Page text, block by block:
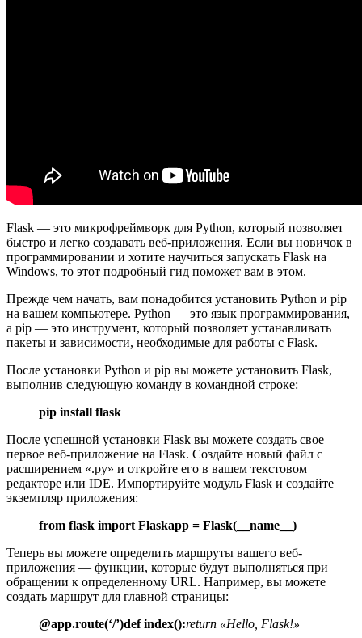
Flask — это микрофреймворк для Python, который позволяет
быстро и легко создавать веб-приложения. Если вы новичок в
программировании и хотите научиться запускать Flask на
Windows, то этот подробный гид поможет вам в этом.
Прежде чем начать, вам понадобится установить Python и pip
на вашем компьютере. Python — это язык программирования,
а pip — это инструмент, который позволяет устанавливать
пакеты и зависимости, необходимые для работы с Flask.
После установки Python и pip вы можете установить Flask,
выполнив следующую команду в командной строке:
pip install flask
После успешной установки Flask вы можете создать свое
первое веб-приложение на Flask. Создайте новый файл с
расширением «.py» и откройте его в вашем текстовом
редакторе или IDE. Импортируйте модуль Flask и создайте
экземпляр приложения:
from flask import Flaskapp = Flask(__name__)
Теперь вы можете определить маршруты вашего веб-
приложения — функции, которые будут выполняться при
обращении к определенному URL. Например, вы можете
создать маршрут для главной страницы:
@app.route(‘/’)def index():return «Hello, Flask!»